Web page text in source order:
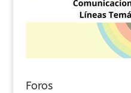
Foros